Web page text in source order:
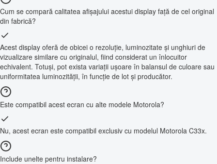
Cum se compară calitatea afișajului acestui display față de cel original
din fabrică?
Acest display oferă de obicei o rezoluție, luminozitate și unghiuri de
vizualizare similare cu originalul, fiind considerat un înlocuitor
echivalent. Totuși, pot exista variații ușoare în balansul de culoare sau
uniformitatea luminozității, în funcție de lot și producător.
Este compatibil acest ecran cu alte modele Motorola?
Nu, acest ecran este compatibil exclusiv cu modelul Motorola C33x.
Include unelte pentru instalare?